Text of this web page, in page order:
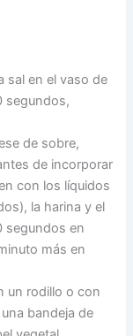
sal en el vaso de
segundos,
de sobre,
de incorporar
con los líquidos
la harina y el
segundos en
más en
un rodillo o con
bandeja de